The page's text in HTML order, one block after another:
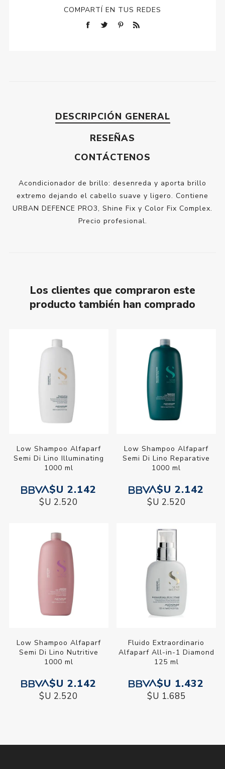
COMPARTÍ EN TUS REDES
DESCRIPCIÓN GENERAL
RESEÑAS
CONTÁCTENOS
Acondicionador de brillo: desenreda y aporta brillo
extremo dejando el cabello suave y ligero. Contiene
URBAN DEFENCE PRO3, Shine Fix y Color Fix Complex.
Precio profesional.
Los clientes que compraron este
producto también han comprado
Low Shampoo Alfaparf
Semi Di Lino Illuminating
1000 ml
$U 2.142
$U 2.520
Low Shampoo Alfaparf
Semi Di Lino Reparative
1000 ml
$U 2.142
$U 2.520
Low Shampoo Alfaparf
Semi Di Lino Nutritive
1000 ml
$U 2.142
$U 2.520
Fluido Extraordinario
Alfaparf All-in-1 Diamond
125 ml
$U 1.432
$U 1.685